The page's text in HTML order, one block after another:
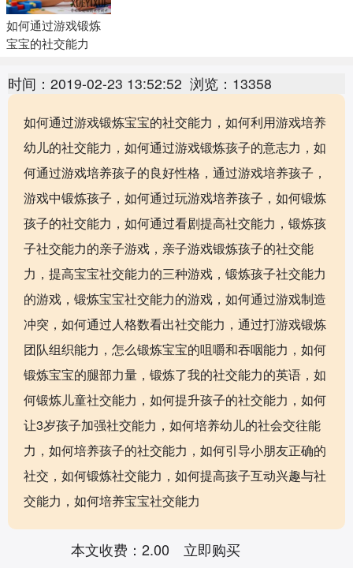
如何通过游戏锻炼
宝宝的社交能力
时间：2019-02-23 13:52:52 浏览：13358
如何通过游戏锻炼宝宝的社交能力，如何利用游戏培养
幼儿的社交能力，如何通过游戏锻炼孩子的意志力，如
何通过游戏培养孩子的良好性格，通过游戏培养孩子，
游戏中锻炼孩子，如何通过玩游戏培养孩子，如何锻炼
孩子的社交能力，如何通过看剧提高社交能力，锻炼孩
子社交能力的亲子游戏，亲子游戏锻炼孩子的社交能
力，提高宝宝社交能力的三种游戏，锻炼孩子社交能力
的游戏，锻炼宝宝社交能力的游戏，如何通过游戏制造
冲突，如何通过人格数看出社交能力，通过打游戏锻炼
团队组织能力，怎么锻炼宝宝的咀嚼和吞咽能力，如何
锻炼宝宝的腿部力量，锻炼了我的社交能力的英语，如
何锻炼儿童社交能力，如何提升孩子的社交能力，如何
让3岁孩子加强社交能力，如何培养幼儿的社会交往能
力，如何培养孩子的社交能力，如何引导小朋友正确的
社交，如何锻炼社交能力，如何提高孩子互动兴趣与社
交能力，如何培养宝宝社交能力
本文收费：2.00 立即购买